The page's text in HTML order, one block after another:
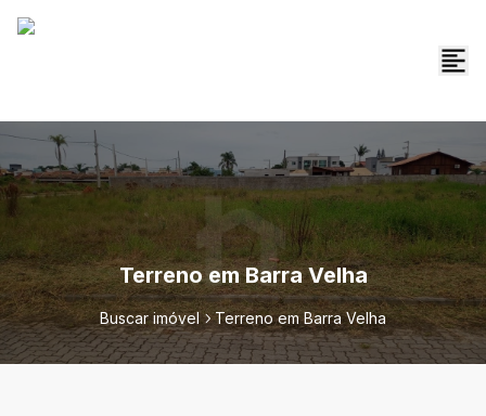
Terreno em Barra Velha
Buscar imóvel Terreno em Barra Velha